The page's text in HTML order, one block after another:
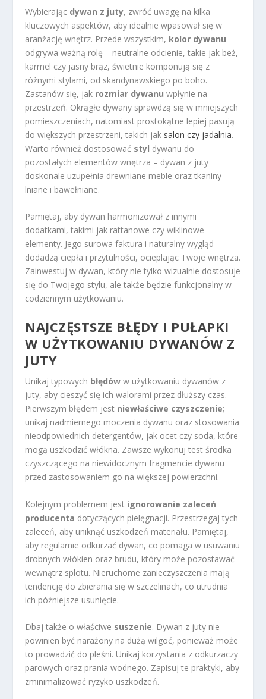
Wybierając dywan z juty, zwróć uwagę na kilka
kluczowych aspektów, aby idealnie wpasował się w
aranżację wnętrz. Przede wszystkim, kolor dywanu
odgrywa ważną rolę – neutralne odcienie, takie jak beż,
karmel czy jasny brąz, świetnie komponują się z
różnymi stylami, od skandynawskiego po boho.
Zastanów się, jak rozmiar dywanu wpłynie na
przestrzeń. Okrągłe dywany sprawdzą się w mniejszych
pomieszczeniach, natomiast prostokątne lepiej pasują
do większych przestrzeni, takich jak salon czy jadalnia.
Warto również dostosować styl dywanu do
pozostałych elementów wnętrza – dywan z juty
doskonale uzupełnia drewniane meble oraz tkaniny
lniane i bawełniane.
Pamiętaj, aby dywan harmonizował z innymi
dodatkami, takimi jak rattanowe czy wiklinowe
elementy. Jego surowa faktura i naturalny wygląd
dodadzą ciepła i przytulności, ocieplając Twoje wnętrza.
Zainwestuj w dywan, który nie tylko wizualnie dostosuje
się do Twojego stylu, ale także będzie funkcjonalny w
codziennym użytkowaniu.
NAJCZĘSTSZE BŁĘDY I PUŁAPKI
W UŻYTKOWANIU DYWANÓW Z
JUTY
Unikaj typowych błędów w użytkowaniu dywanów z
juty, aby cieszyć się ich walorami przez dłuższy czas.
Pierwszym błędem jest niewłaściwe czyszczenie;
unikaj nadmiernego moczenia dywanu oraz stosowania
nieodpowiednich detergentów, jak ocet czy soda, które
mogą uszkodzić włókna. Zawsze wykonuj test środka
czyszczącego na niewidocznym fragmencie dywanu
przed zastosowaniem go na większej powierzchni.
Kolejnym problemem jest ignorowanie zaleceń
producenta dotyczących pielęgnacji. Przestrzegaj tych
zaleceń, aby uniknąć uszkodzeń materiału. Pamiętaj,
aby regularnie odkurzać dywan, co pomaga w usuwaniu
drobnych włókien oraz brudu, który może pozostawać
wewnątrz splotu. Nieruchome zanieczyszczenia mają
tendencję do zbierania się w szczelinach, co utrudnia
ich późniejsze usunięcie.
Dbaj także o właściwe suszenie. Dywan z juty nie
powinien być narażony na dużą wilgoć, ponieważ może
to prowadzić do pleśni. Unikaj korzystania z odkurzaczy
parowych oraz prania wodnego. Zapisuj te praktyki, aby
zminimalizować ryzyko uszkodzeń.